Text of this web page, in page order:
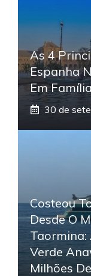
As 4
Espanha
Em
30 de
Costeou
Desde O
Taormina:
Verde
Milhões